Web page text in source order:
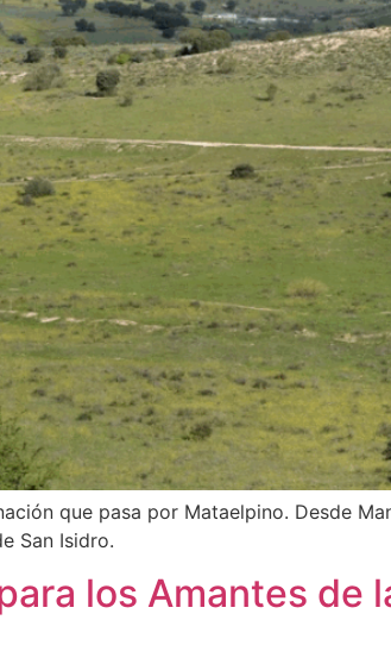
que pasa por Mataelpino. Desde
San Isidro.
los Amantes de